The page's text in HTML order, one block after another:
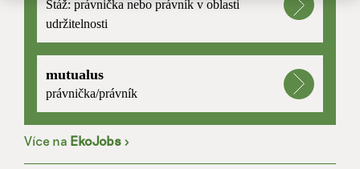
Stáž: právnička nebo právník v oblasti
udržitelnosti
mutualus
právnička/právník
Více na EkoJobs >